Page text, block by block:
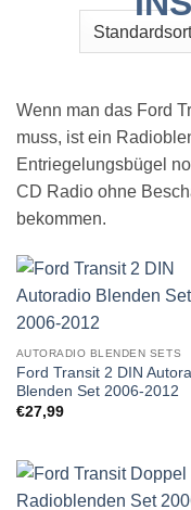
Wenn man das Ford
muss, ist ein
Entriegelungsbügel
CD Radio ohne
bekommen.
AUTORADIO BLENDEN SETS
Ford Transit 2 DIN
Blenden Set 2006-2012
€27,99